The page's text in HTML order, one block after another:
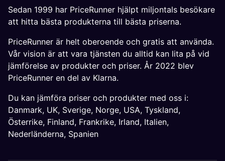
Sedan 1999 har PriceRunner hjälpt miljontals besökare
att hitta bästa produkterna till bästa priserna.
PriceRunner är helt oberoende och gratis att använda.
Vår vision är att vara tjänsten du alltid kan lita på vid
jämförelse av produkter och priser. År 2022 blev
PriceRunner en del av Klarna.
Du kan jämföra priser och produkter med oss i:
Danmark, UK, Sverige, Norge, USA, Tyskland,
Österrike, Finland, Frankrike, Irland, Italien,
Nederländerna, Spanien